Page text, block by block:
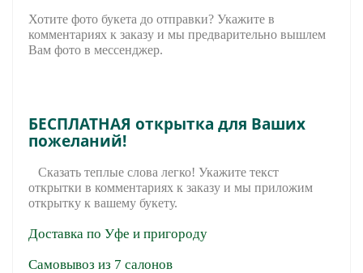
Хотите фото букета до отправки? Укажите в
комментариях к заказу и мы предварительно вышлем
Вам фото в мессенджер.
БЕСПЛАТНАЯ открытка для Ваших
пожеланий!
Сказать теплые слова легко! Укажите текст
открытки в комментариях к заказу и мы приложим
открытку к вашему букету.
Доставка по Уфе и пригороду
Самовывоз из 7 салонов